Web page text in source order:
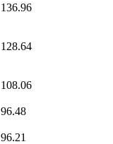
136.96
128.64
108.06
96.48
96.21